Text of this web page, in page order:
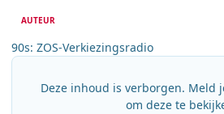
AUTEUR
90s: ZOS-Verkiezingsradio
Deze inhoud is verborgen. Meld
om deze te